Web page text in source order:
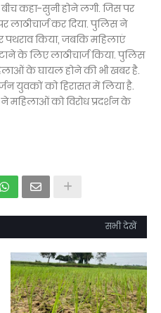
कहा-सुनी होने लगी. जिस पर
लाठीचार्ज कर दिया. पुलिस ने
किया, जबकि महिलाएं
के लिए लाठीचार्ज किया. पुलिस
के घायल होने की भी खबर है.
युवकों को हिरासत में लिया है.
महिलाओं को विरोध प्रदर्शन के
सभी देखें